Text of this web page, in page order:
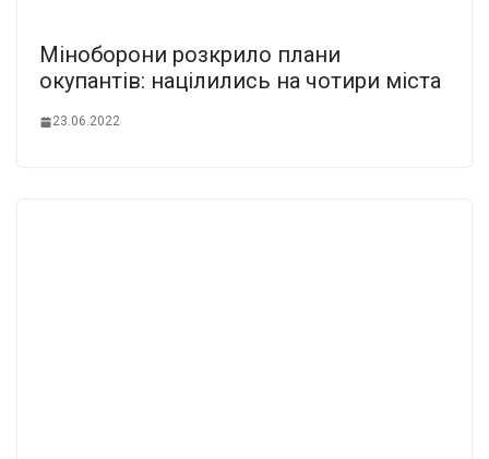
Міноборони розкрило плани
окупантів: націлились на чотири міста
23.06.2022